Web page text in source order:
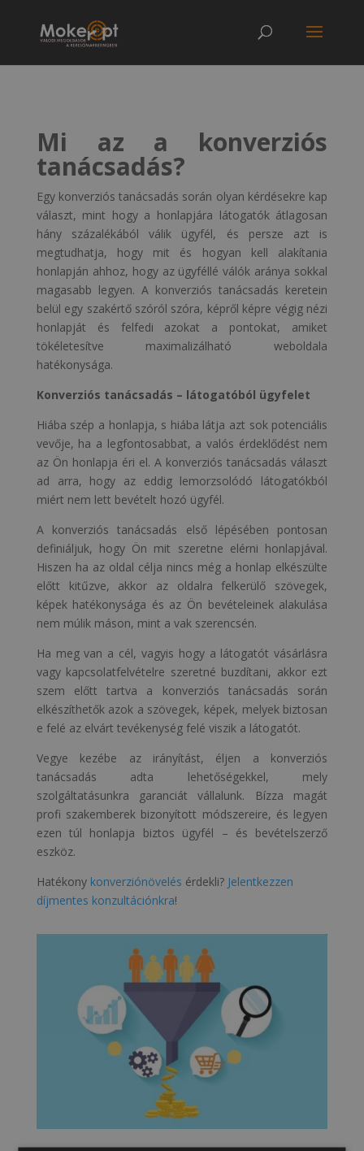
Mi az a konverziós
tanácsadás?
Egy konverziós tanácsadás során olyan kérdésekre kap
választ, mint hogy a honlapjára látogatók átlagosan
hány százalékából válik ügyfél, és persze azt is
megtudhatja, hogy mit és hogyan kell alakítania
honlapján ahhoz, hogy az ügyféllé válók aránya sokkal
magasabb legyen. A konverziós tanácsadás keretein
belül egy szakértő szóról szóra, képről képre végig nézi
honlapját és felfedi azokat a pontokat, amiket
tökéletesítve maximalizálható weboldala
hatékonysága.
Konverziós tanácsadás – látogatóból ügyfelet
Hiába szép a honlapja, s hiába látja azt sok potenciális
vevője, ha a legfontosabbat, a valós érdeklődést nem
az Ön honlapja éri el. A konverziós tanácsadás választ
ad arra, hogy az eddig lemorzsolódó látogatókból
miért nem lett bevételt hozó ügyfél.
A konverziós tanácsadás első lépésében pontosan
definiáljuk, hogy Ön mit szeretne elérni honlapjával.
Hiszen ha az oldal célja nincs még a honlap elkészülte
előtt kitűzve, akkor az oldalra felkerülő szövegek,
képek hatékonysága és az Ön bevételeinek alakulása
nem múlik máson, mint a vak szerencsén.
Ha meg van a cél, vagyis hogy a látogatót vásárlásra
vagy kapcsolatfelvételre szeretné buzdítani, akkor ezt
szem előtt tartva a konverziós tanácsadás során
elkészíthetők azok a szövegek, képek, melyek biztosan
e felé az elvárt tevékenység felé viszik a látogatót.
Vegye kezébe az irányítást, éljen a konverziós
tanácsadás adta lehetőségekkel, mely
szolgáltatásunkra garanciát vállalunk. Bízza magát
profi szakemberek bizonyított módszereire, és legyen
ezen túl honlapja biztos ügyfél – és bevételszerző
eszköz.
Hatékony konverziónövelés érdekli? Jelentkezzen
díjmentes konzultációnkra!